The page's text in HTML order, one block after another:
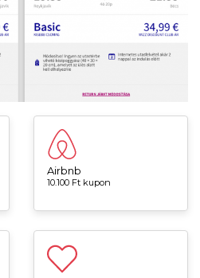
Airbnb
10.100 Ft kupon